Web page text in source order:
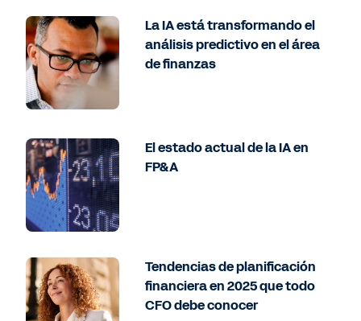
La IA está transformando el
análisis predictivo en el área
de finanzas
El estado actual de la IA en
FP&A
Tendencias de planificación
financiera en 2025 que todo
CFO debe conocer